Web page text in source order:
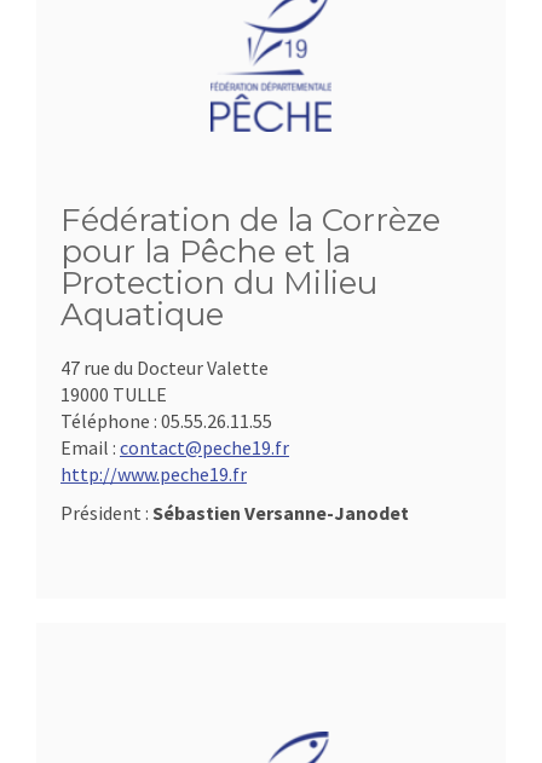
Fédération de la Corrèze
pour la Pêche et la
Protection du Milieu
Aquatique
47 rue du Docteur Valette
19000 TULLE
Téléphone : 05.55.26.11.55
Email : contact@peche19.fr
http://www.peche19.fr
Président : Sébastien Versanne-Janodet